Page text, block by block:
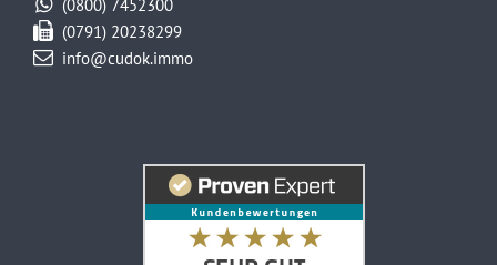
(0800) 7452300
(0791) 20238299
info@cudok.immo